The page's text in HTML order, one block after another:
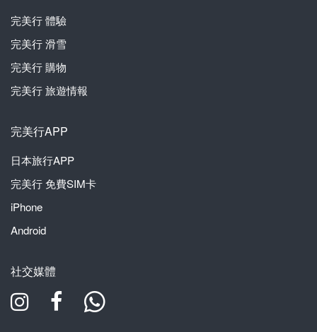
完美行體驗
完美行滑雪
完美行購物
完美行旅遊情報
完美行APP
日本旅行APP
完美行免費SIM卡
iPhone
Android
社交媒體